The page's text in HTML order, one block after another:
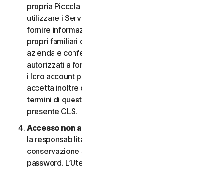
propria Piccola azienda o i propri dispositivi per
utilizzare i Servizi. In questo caso è necessario
fornire informazioni veritiere e accurate su di sé, i
propri familiari o i dipendenti della propria Piccola
azienda e confermare di essere debitamente
autorizzati a fornire tali informazioni e a monitorare
i loro account per loro conto. L’Utente
accetta inoltre di informare tali persone riguardo ai
termini di questo CLS e garantire la compliance al
presente CLS.
Accesso non autorizzato all’account
la responsabilità esclusiva di garantire la
conservazione sicura del proprio nome utente e
password. L’Utente non deve condividere queste